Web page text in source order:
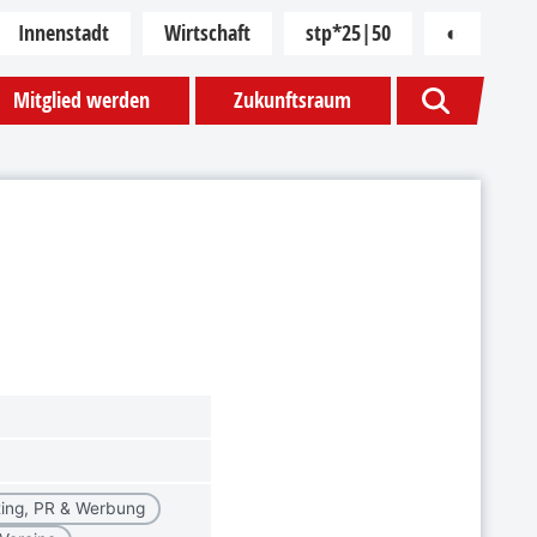
Mitglied werden Zukunftsraum
Innenstadt Wirtschaft stp*25|50 ◐
PR & Werbung